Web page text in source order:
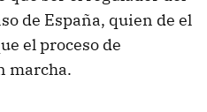
de España, quien de el
el proceso de
marcha.